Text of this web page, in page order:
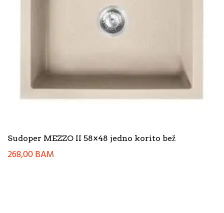
Sudoper MEZZO II 58×48 jedno korito bež
268,00BAM